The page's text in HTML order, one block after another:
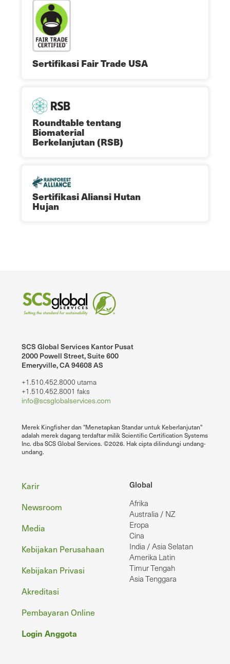
Sertifikasi Fair Trade USA
Roundtable tentang
Biomaterial
Berkelanjutan (RSB)
Sertifikasi Aliansi Hutan
Hujan
SCS Global Services Kantor Pusat
2000 Powell Street, Suite 600
Emeryville, CA 94608 AS
+1.510.452.8000 utama
+1.510.452.8001 faks
info@scsglobalservices.com
Merek Kingfisher dan "Menetapkan Standar untuk Keberlanjutan"
adalah merek dagang terdaftar milik Scientific Certification Systems
Inc. dba SCS Global Services. ©2026. Hak cipta dilindungi undang-
undang.
Global
Afrika
Australia / NZ
Eropa
Cina
India / Asia Selatan
Amerika Latin
Timur Tengah
Asia Tenggara
Footer
Karir
Newsroom
Media
Kebijakan Perusahaan
Kebijakan Privasi
Akreditasi
Pembayaran Online
Login Anggota